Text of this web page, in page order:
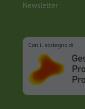
Newsletter
Con il sostegno di